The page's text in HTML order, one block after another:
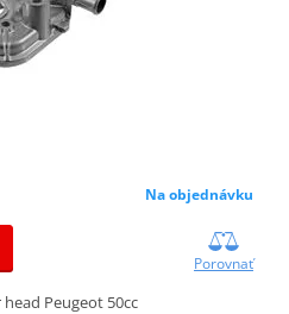
Na objednávku
Porovnať
head Peugeot 50cc